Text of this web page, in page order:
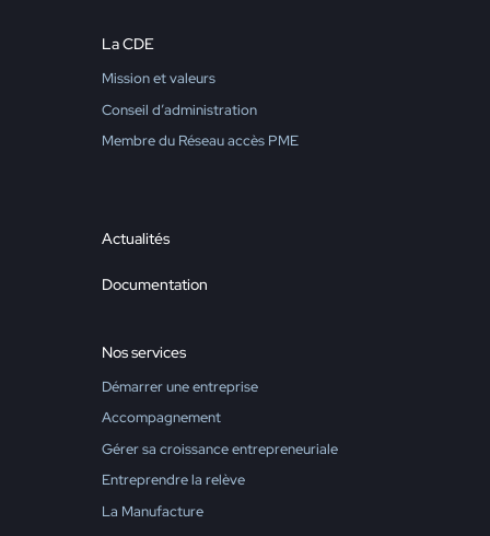
La CDE
Mission et valeurs
Conseil d’administration
Membre du Réseau accès PME
Actualités
Documentation
Nos services
Démarrer une entreprise
Accompagnement
Gérer sa croissance entrepreneuriale
Entreprendre la relève
La Manufacture